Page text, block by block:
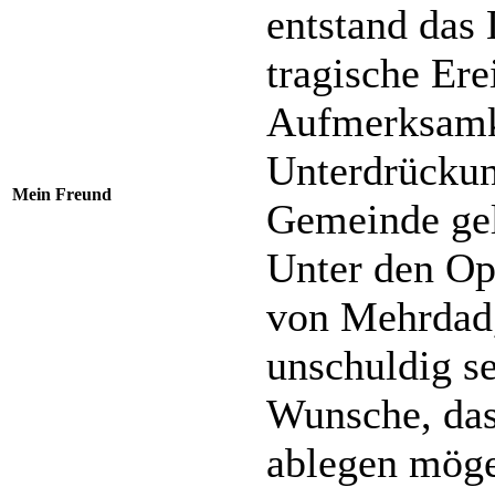
Mein Freund
entstand
tragische
Gemeinde
Unter den
von
unschuldig
Wunsche,
ablegen